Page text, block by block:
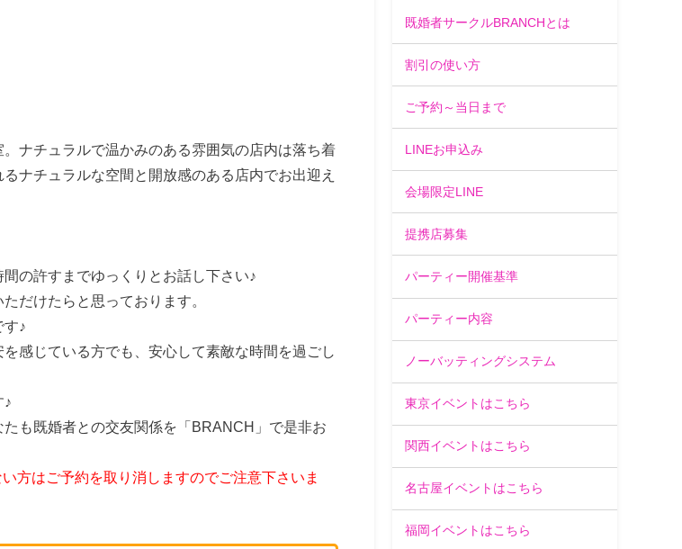
ナチュラルで温かみのある雰囲気の店内は落ち着
ナチュラルな空間と開放感のある店内でお出迎え
の許すまでゆっくりとお話し下さい♪
だけたらと思っております。
す♪
感じている方でも、安心して素敵な時間を過ごし
♪
も既婚者との交友関係を「BRANCH」で是非お
方はご予約を取り消しますのでご注意下さいま
既婚者サークルBRANCHとは
割引の使い方
ご予約～当日まで
LINEお申込み
会場限定LINE
提携店募集
パーティー開催基準
パーティー内容
ノーバッティングシステム
東京イベントはこちら
関西イベントはこちら
名古屋イベントはこちら
福岡イベントはこちら